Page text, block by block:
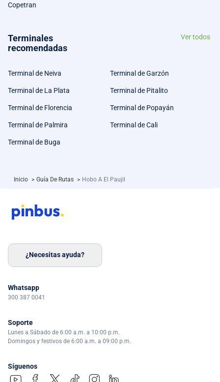
Copetran
Terminales
recomendadas
Ver todos
Terminal de Neiva Terminal de Garzón
Terminal de La Plata Terminal de Pitalito
Terminal de Florencia Terminal de Popayán
Terminal de Palmira Terminal de Cali
Terminal de Buga
Inicio > Guía De Rutas > Hobo A El Paujil
¿Necesitas ayuda?
Whatsapp
300 387 0041
Soporte
Lunes a Sábado de 6:00 a.m. a 10:00 p.m.
Domingos y festivos de 6:00 a.m. a 09:00 p.m.
Síguenos